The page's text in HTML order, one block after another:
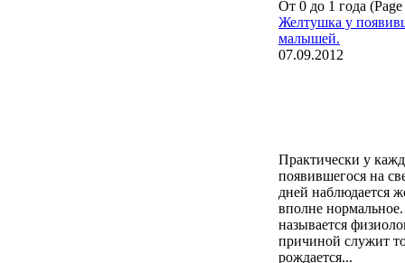
От 0 до 1 года
Желтушка у
малышей.
07.09.2012
Практически у
появившегося на
дней наблюдается
вполне
называется
причиной служит
рождается...